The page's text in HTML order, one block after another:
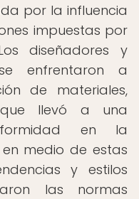
por la influencia
impuestas por
diseñadores y
enfrentaron a
de materiales,
llevó a una
en la
medio de estas
y estilos
las normas